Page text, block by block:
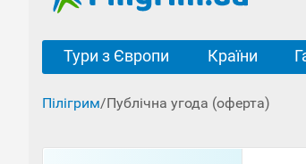
Тури з Європи Країни
Пілігрим/Публічна угода (оферта)